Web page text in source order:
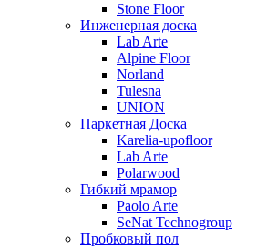
Stone Floor
Инженерная доска
Lab Arte
Alpine Floor
Norland
Tulesna
UNION
Паркетная Доска
Karelia-upofloor
Lab Arte
Polarwood
Гибкий мрамор
Paolo Arte
SeNat Technogroup
Пробковый пол